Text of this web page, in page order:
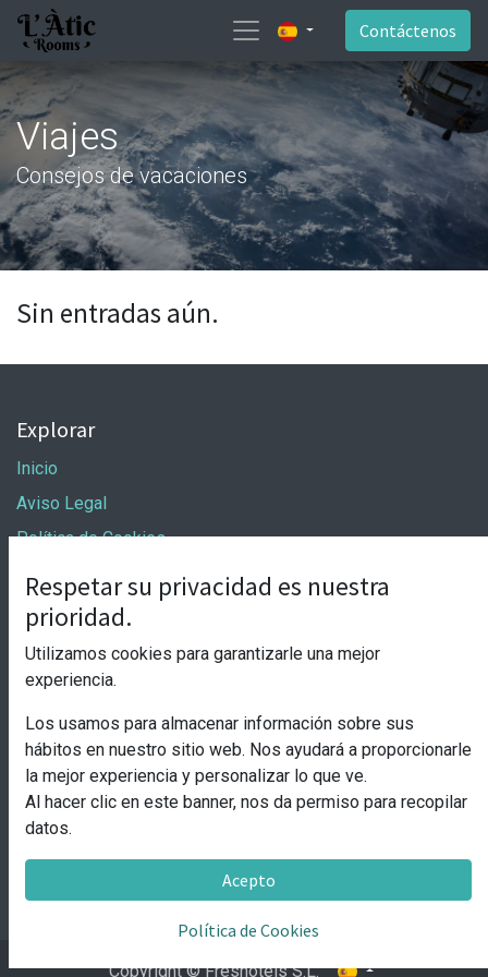
Contáctenos
Viajes
Consejos de vacaciones
Sin entradas aún.
Explorar
Inicio
Aviso Legal
Política de Cookies
Términos y condiciones
Póngase en contacto
info@laticrooms.com
info@roomsandgo.com
+34 (965) 20 86 24
Freshotels SL
4052, Folio 9, Hoja A-156024, Inscripción 1ª
Copyright © Freshotels S.L.
Respetar su privacidad es nuestra
prioridad.
Utilizamos cookies para garantizarle una mejor
experiencia.
Los usamos para almacenar información sobre sus
hábitos en nuestro sitio web. Nos ayudará a proporcionarle
la mejor experiencia y personalizar lo que ve.
Al hacer clic en este banner, nos da permiso para recopilar
datos.
Acepto
Política de Cookies